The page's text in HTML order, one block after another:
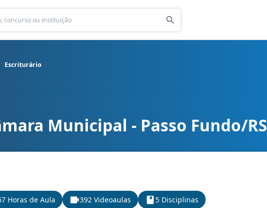
Escriturário
EscriturárioMunicipal - Passo Fundo/RS
Horas de Aula 392 Videoaulas 5 Disciplinas